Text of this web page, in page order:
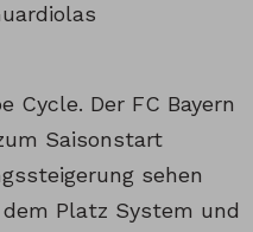
Cycle. Der FC Bayern
Saisonstart
sehen
Platz System und